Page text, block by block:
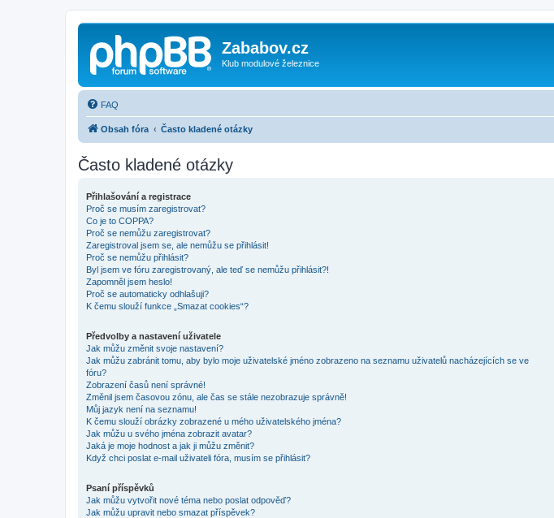
Zababov.cz
Klub modulové železnice
FAQ
Obsah fóra Často kladené otázky
Často kladené otázky
Přihlašování a registrace
Proč se musím zaregistrovat?
Co je to COPPA?
Proč se nemůžu zaregistrovat?
Zaregistroval jsem se, ale nemůžu se přihlásit!
Proč se nemůžu přihlásit?
Byl jsem ve fóru zaregistrovaný, ale teď se nemůžu přihlásit?!
Zapomněl jsem heslo!
Proč se automaticky odhlašuji?
K čemu slouží funkce „Smazat cookies“?
Předvolby a nastavení uživatele
Jak můžu změnit svoje nastavení?
Jak můžu zabránit tomu, aby bylo moje uživatelské jméno zobrazeno na seznamu uživatelů nacházejících se ve
fóru?
Zobrazení časů není správné!
Změnil jsem časovou zónu, ale čas se stále nezobrazuje správně!
Můj jazyk není na seznamu!
K čemu slouží obrázky zobrazené u mého uživatelského jména?
Jak můžu u svého jména zobrazit avatar?
Jaká je moje hodnost a jak ji můžu změnit?
Když chci poslat e-mail uživateli fóra, musím se přihlásit?
Psaní příspěvků
Jak můžu vytvořit nové téma nebo poslat odpověď?
Jak můžu upravit nebo smazat příspěvek?